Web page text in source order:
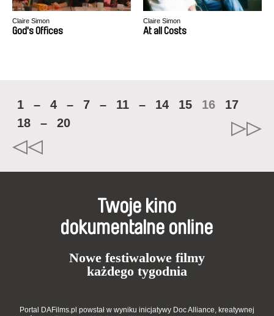
Claire Simon
God's Offices
Claire Simon
At all Costs
1 – 4 – 7 – 11 – 14 15 16
17
18
– 20
Twoje kino
dokumentalne online
Nowe festiwalowe filmy
każdego tygodnia
Portal DAFilms.pl powstał w wyniku inicjatywy Doc Alliance, kreatywnej